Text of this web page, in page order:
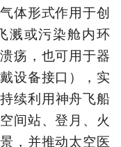
体形式作用于创
溅或污染舱内环
疡，也可用于器
设备接口），实
续利用神舟飞船
间站、登月、火
，并推动太空医